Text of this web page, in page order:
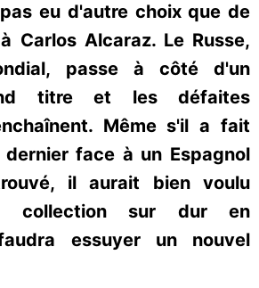
eu d'autre choix que de
Carlos Alcaraz. Le Russe,
passe à côté d'un
titre et les défaites
Même s'il a fait
face à un Espagnol
il aurait bien voulu
collection sur dur en
essuyer un nouvel